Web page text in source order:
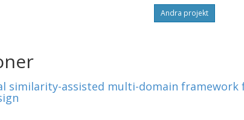
Andra projekt
similarity-assisted multi-domain framework